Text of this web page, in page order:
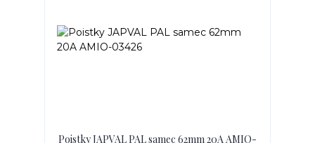
Poistky JAPVAL PAL samec 62mm 20A AMIO-